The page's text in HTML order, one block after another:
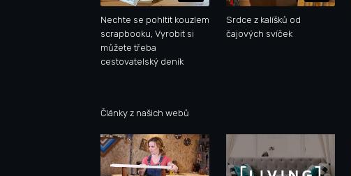
Nechte se pohltit kouzlem
scrapbooku, Vyrobit si
můžete třeba
cestovatelský deník
Srdce z kalíšků od
čajových svíček
Články z našich webů